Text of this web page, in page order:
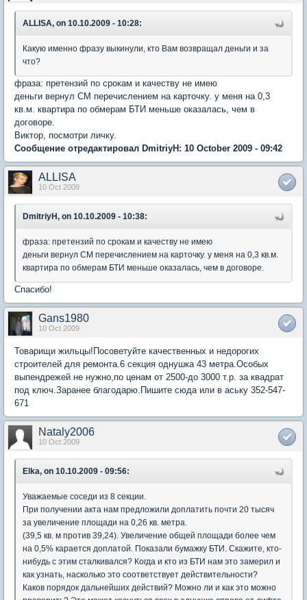
ALLISA, on 10.10.2009 - 10:28:
Какую именно фразу выкинули, кто Вам возвращал деньги и за
что?
фраза: претензий по срокам и качеству не имею
деньги вернул СМ перечислением на карточку. у меня на 0,3
кв.м. квартира по обмерам БТИ меньше оказалась, чем в
договоре.
Виктор, посмотри личку.
Сообщение отредактировал DmitriyH: 10 October 2009 - 09:42
ALLISA
10 Oct 2009
DmitriyH, on 10.10.2009 - 10:38:
фраза: претензий по срокам и качеству не имею
деньги вернул СМ перечислением на карточку. у меня на 0,3 кв.м.
квартира по обмерам БТИ меньше оказалась, чем в договоре.
Спасибо!
Gans1980
10 Oct 2009
Товарищи жильцы!Посоветуйте качественных и недорогих
строителей для ремонта.6 секция однушка 43 метра.Особых
выпендрежей не нужно,по ценам от 2500-до 3000 т.р. за квадрат
под ключ.Заранее благодарю.Пишите сюда или в аську 352-547-
671
Nataly2006
10 Oct 2009
Elka, on 10.10.2009 - 09:56:
Уважаемые соседи из 8 секции.
При получении акта нам предложили доплатить почти 20 тысяч
за увеличение площади на 0,26 кв. метра.
(39,5 кв. м против 39,24). Увеличение общей площади более чем
на 0,5% карается доплатой. Показали бумажку БТИ. Скажите, кто-
нибудь с этим сталкивался? Когда и кто из БТИ нам это замерил и
как узнать, насколько это соответствует действительности?
Каков порядок дальнейших действий? Можно ли и как это можно